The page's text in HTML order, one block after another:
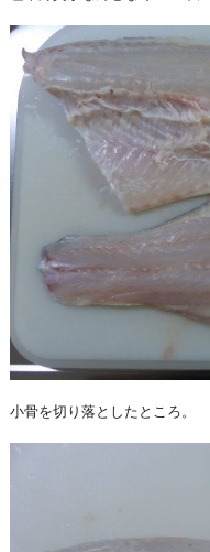
小骨を切り落としたところ。